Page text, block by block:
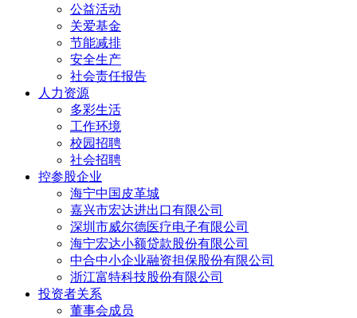
公益活动
关爱基金
节能减排
安全生产
社会责任报告
人力资源
多彩生活
工作环境
校园招聘
社会招聘
控参股企业
海宁中国皮革城
嘉兴市宏达进出口有限公司
深圳市威尔德医疗电子有限公司
海宁宏达小额贷款股份有限公司
中合中小企业融资担保股份有限公司
浙江富特科技股份有限公司
投资者关系
董事会成员